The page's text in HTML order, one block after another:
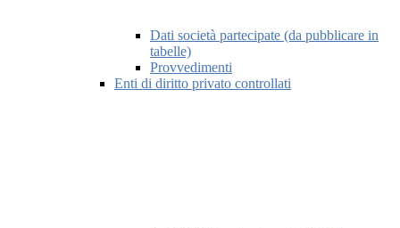
Dati società partecipate (da pubblicare in
tabelle)
Provvedimenti
Enti di diritto privato controllati